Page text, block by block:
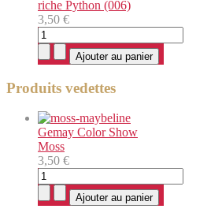
riche Python (006)
3,50 €
Produits vedettes
Gemay Color Show
Moss
3,50 €